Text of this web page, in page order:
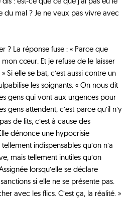
du mal ? Je ne veux pas vivre avec
? La réponse fuse : « Parce que
cœur. Et je refuse de le laisser
Si elle se bat, c’est aussi contre un
les soignants. « On nous dit
gens qui vont aux urgences pour
gens attendent, c’est parce qu’il n’y
de lits, c’est à cause des
dénonce une hypocrisie
indispensables qu’on n’a
mais tellement inutiles qu’on
lorsqu’elle se déclare
si elle ne se présente pas.
avec les flics. C’est ça, la réalité. »